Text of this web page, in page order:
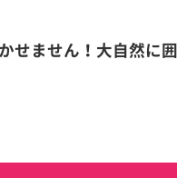
せません！大自然に